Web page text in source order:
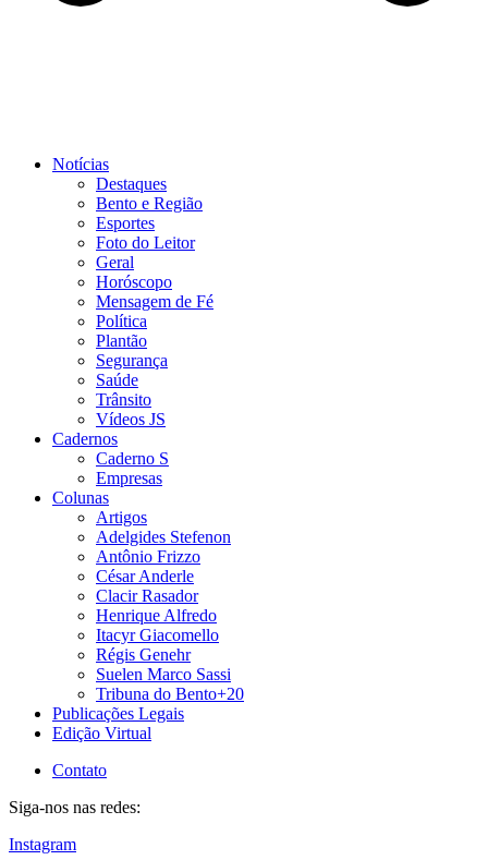
Notícias
Destaques
Bento e Região
Esportes
Foto do Leitor
Geral
Horóscopo
Mensagem de Fé
Política
Plantão
Segurança
Saúde
Trânsito
Vídeos JS
Cadernos
Caderno S
Empresas
Colunas
Artigos
Adelgides Stefenon
Antônio Frizzo
César Anderle
Clacir Rasador
Henrique Alfredo
Itacyr Giacomello
Régis Genehr
Suelen Marco Sassi
Tribuna do Bento+20
Publicações Legais
Edição Virtual
Contato
Siga-nos nas redes:
Instagram